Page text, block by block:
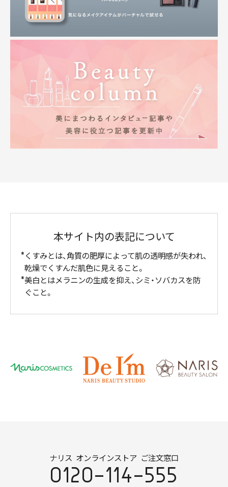
本サイト内の表記について
くすみとは、角質の肥厚によって肌の透明感が失われ、
乾燥でくすんだ肌色に見えること。
美白とはメラニンの生成を抑え、シミ・ソバカスを防
ぐこと。
ナリス オンラインストア ご注文窓口
0120-114-555